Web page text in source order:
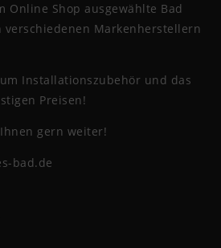
Online Shop ausgewählte Bad
Markenherstellern
Installationszubehör und das
Preisen!
gern weiter!
bad.de